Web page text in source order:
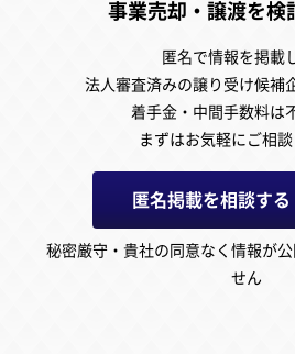
事業売却・譲渡を検
匿名で情報を掲載
法人審査済みの譲り受け候補
着手金・中間手数料は
まずはお気軽にご相
匿名掲載を相談する
秘密厳守・貴社の同意なく情報が
せん